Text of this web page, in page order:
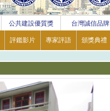
公共建設優質獎 台灣誠信品牌
評鑑影片 專家評語 頒獎典禮